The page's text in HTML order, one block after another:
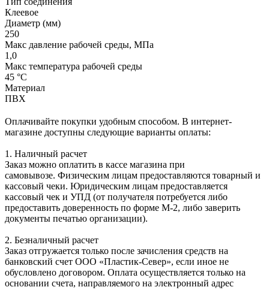
Клеевое
Диаметр (мм)
250
Макс давление рабочей среды, МПа
1,0
Макс температура рабочей среды
45 °С
Материал
ПВХ
Оплачивайте покупки удобным способом. В интернет-
магазине доступны следующие варианты оплаты:
1. Наличный расчет
Заказ можно оплатить в кассе магазина при
самовывозе. Физическим лицам предоставляются товарный и
кассовый чеки. Юридическим лицам предоставляется
кассовый чек и УПД (от получателя потребуется либо
предоставить доверенность по форме М-2, либо заверить
документы печатью организации).
2. Безналичный расчет
Заказ отгружается только после зачисления средств на
банковский счет ООО «Пластик-Север», если иное не
обусловлено договором. Оплата осуществляется только на
основании счета, направляемого на электронный адрес